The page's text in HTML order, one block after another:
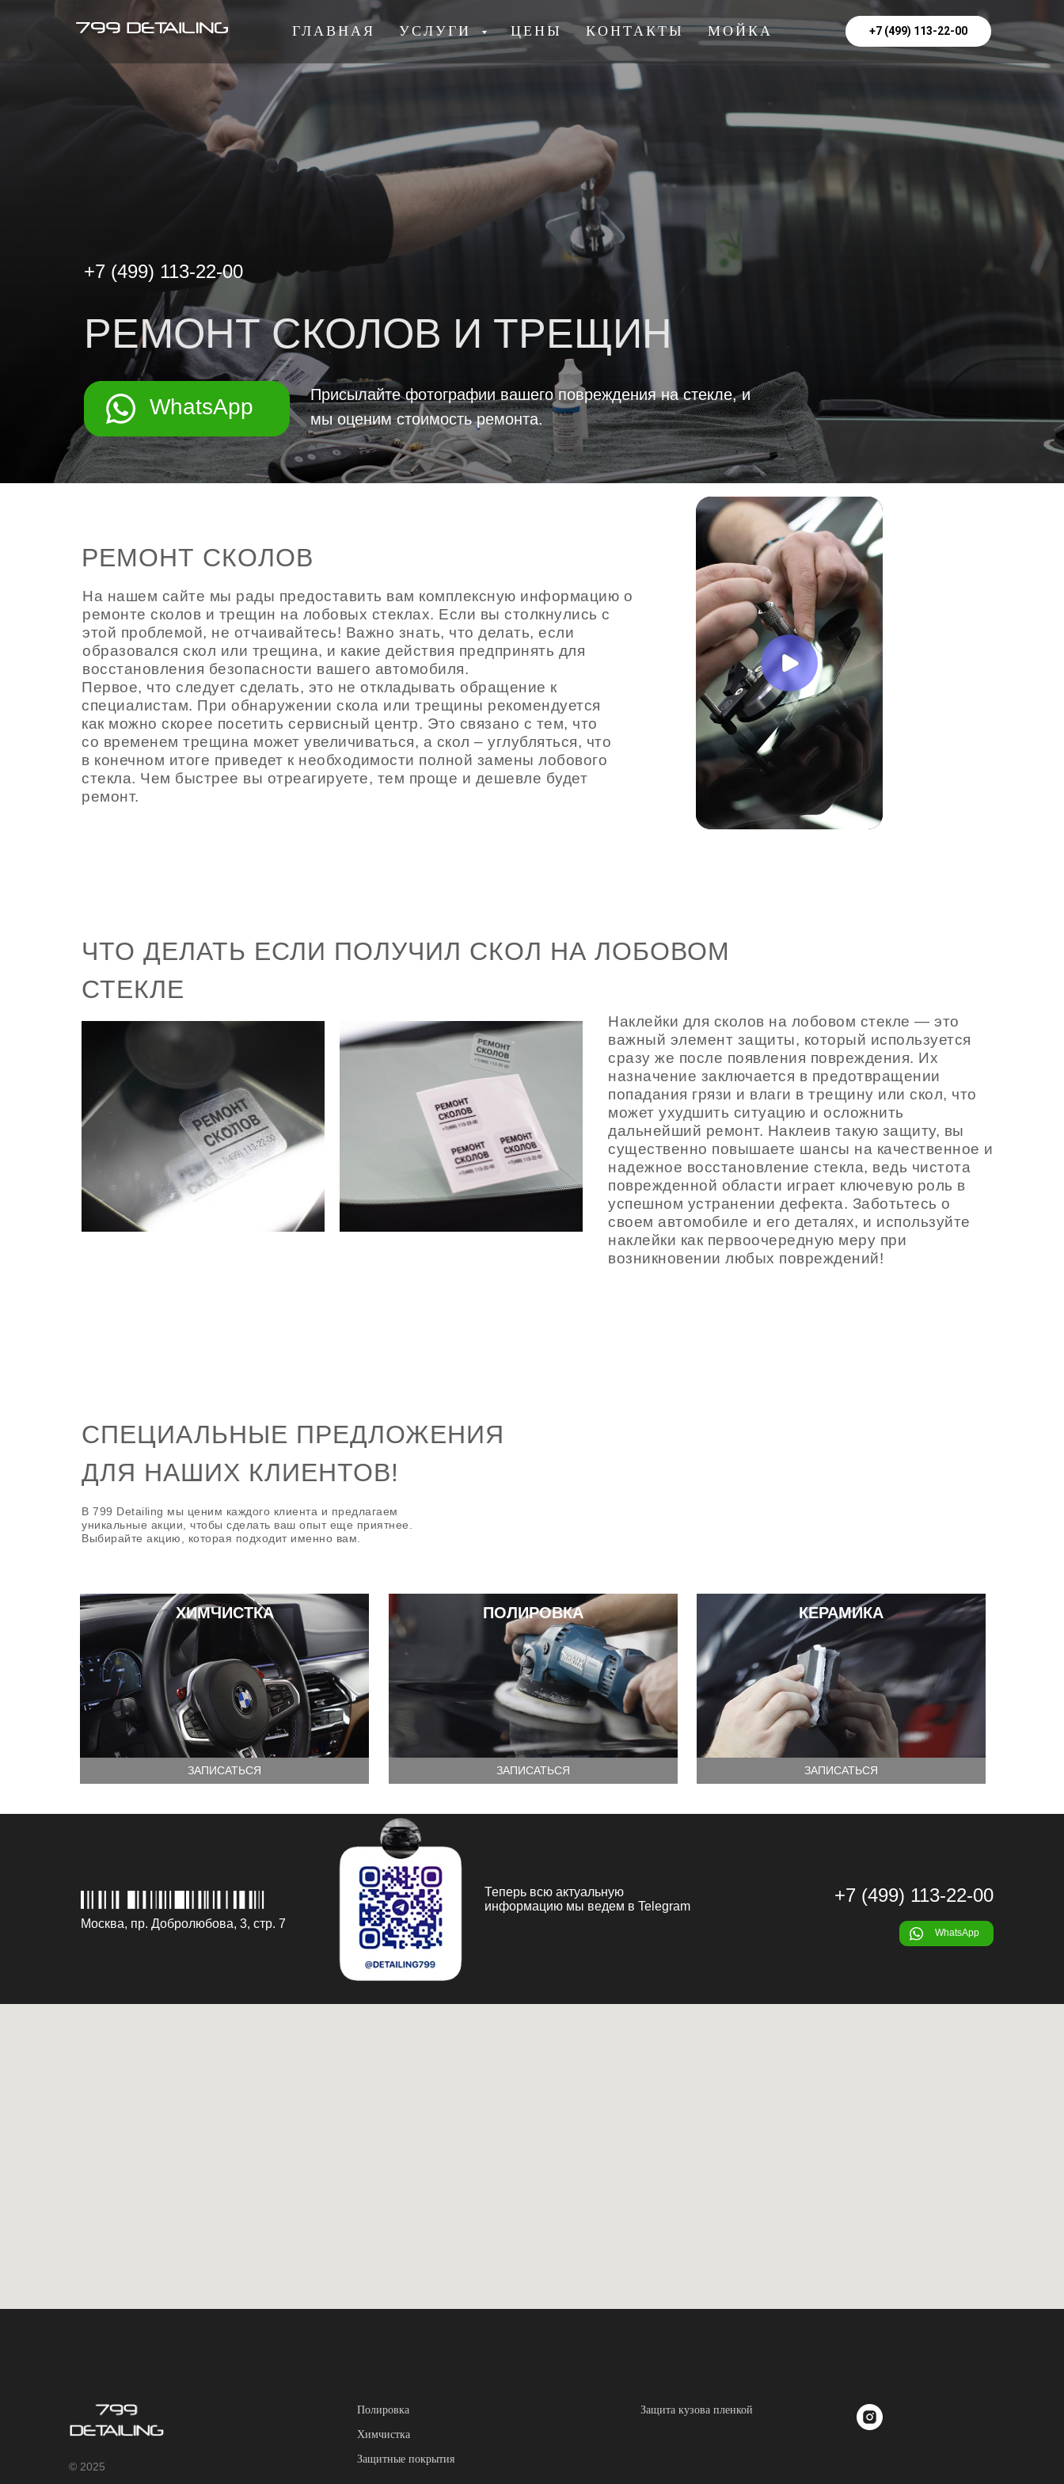
ГЛАВНАЯ УСЛУГИ ЦЕНЫ КОНТАКТЫ МОЙКА +7 (499) 113-22-00
WhatsApp
+7 (499) 113-22-00
РЕМОНТ СКОЛОВ И ТРЕЩИН
Присылайте фотографии вашего повреждения на стекле, и
мы оценим стоимость ремонта.
На нашем сайте мы рады предоставить вам комплексную информацию о
ремонте сколов и трещин на лобовых стеклах. Если вы столкнулись с
этой проблемой, не отчаивайтесь! Важно знать, что делать, если
образовался скол или трещина, и какие действия предпринять для
восстановления безопасности вашего автомобиля.
Первое, что следует сделать, это не откладывать обращение к
специалистам. При обнаружении скола или трещины рекомендуется
как можно скорее посетить сервисный центр. Это связано с тем, что
со временем трещина может увеличиваться, а скол – углубляться, что
в конечном итоге приведет к необходимости полной замены лобового
стекла. Чем быстрее вы отреагируете, тем проще и дешевле будет
ремонт.
РЕМОНТ СКОЛОВ
Наклейки для сколов на лобовом стекле — это
важный элемент защиты, который используется
сразу же после появления повреждения. Их
назначение заключается в предотвращении
попадания грязи и влаги в трещину или скол, что
может ухудшить ситуацию и осложнить
дальнейший ремонт. Наклеив такую защиту, вы
существенно повышаете шансы на качественное и
надежное восстановление стекла, ведь чистота
поврежденной области играет ключевую роль в
успешном устранении дефекта. Заботьтесь о
своем автомобиле и его деталях, и используйте
наклейки как первоочередную меру при
возникновении любых повреждений!
ЧТО ДЕЛАТЬ ЕСЛИ ПОЛУЧИЛ СКОЛ НА ЛОБОВОМ
СТЕКЛЕ
ЗАПИСАТЬСЯ
КЕРАМИКА
ЗАПИСАТЬСЯ
ПОЛИРОВКА
ЗАПИСАТЬСЯ
ХИМЧИСТКА
В 799 Detailing мы ценим каждого клиента и предлагаем
уникальные акции, чтобы сделать ваш опыт еще приятнее.
Выбирайте акцию, которая подходит именно вам.
СПЕЦИАЛЬНЫЕ ПРЕДЛОЖЕНИЯ
ДЛЯ НАШИХ КЛИЕНТОВ!
Москва, пр. Добролюбова, 3, стр. 7
Теперь всю актуальную
информацию мы ведем в Telegram
+7 (499) 113-22-00
WhatsApp
© 2025
Полировка
Химчистка
Защитные покрытия
Защита кузова пленкой